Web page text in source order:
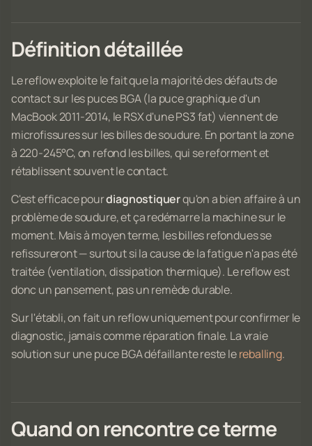
Définition détaillée
Le reflow exploite le fait que la majorité des défauts de
contact sur les puces BGA (la puce graphique d'un
MacBook 2011-2014, le RSX d'une PS3 fat) viennent de
microfissures sur les billes de soudure. En portant la zone
à 220-245°C, on refond les billes, qui se reforment et
rétablissent souvent le contact.
C'est efficace pourdiagnostiquerqu'on a bien affaire à un
problème de soudure, et ça redémarre la machine sur le
moment. Mais à moyen terme, les billes refondues se
refissureront — surtout si la cause de la fatigue n'a pas été
traitée (ventilation, dissipation thermique). Le reflow est
donc un pansement, pas un remède durable.
Sur l'établi, on fait un reflow uniquement pourconfirmer le
diagnostic, jamais comme réparation finale. La vraie
solution sur une puce BGA défaillante reste lereballing.
Quand on rencontre ce terme